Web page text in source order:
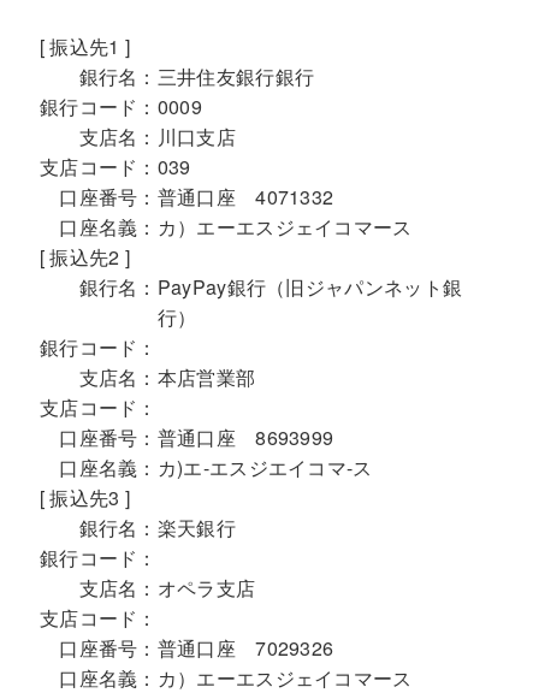
[ 振込先1 ]
銀行名： 三井住友銀行銀行
銀行コード： 0009
支店名： 川口支店
支店コード： 039
口座番号： 普通口座 4071332
口座名義： カ）エーエスジェイコマース
[ 振込先2 ]
銀行名： PayPay銀行（旧ジャパンネット銀
行）
銀行コード：
支店名： 本店営業部
支店コード：
口座番号： 普通口座 8693999
口座名義： カ)エ-エスジエイコマ-ス
[ 振込先3 ]
銀行名： 楽天銀行
銀行コード：
支店名： オペラ支店
支店コード：
口座番号： 普通口座 7029326
口座名義： カ）エーエスジェイコマース